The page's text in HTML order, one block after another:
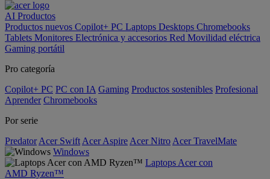
AI Productos
Productos nuevos Copilot+ PC Laptops Desktops Chromebooks
Tablets Monitores Electrónica y accesorios Red Movilidad eléctrica
Gaming portátil
Pro categoría
Copilot+ PC PC con IA Gaming Productos sostenibles Profesional
Aprender Chromebooks
Por serie
Predator Acer Swift Acer Aspire Acer Nitro Acer TravelMate
Windows
Laptops Acer con
AMD Ryzen™